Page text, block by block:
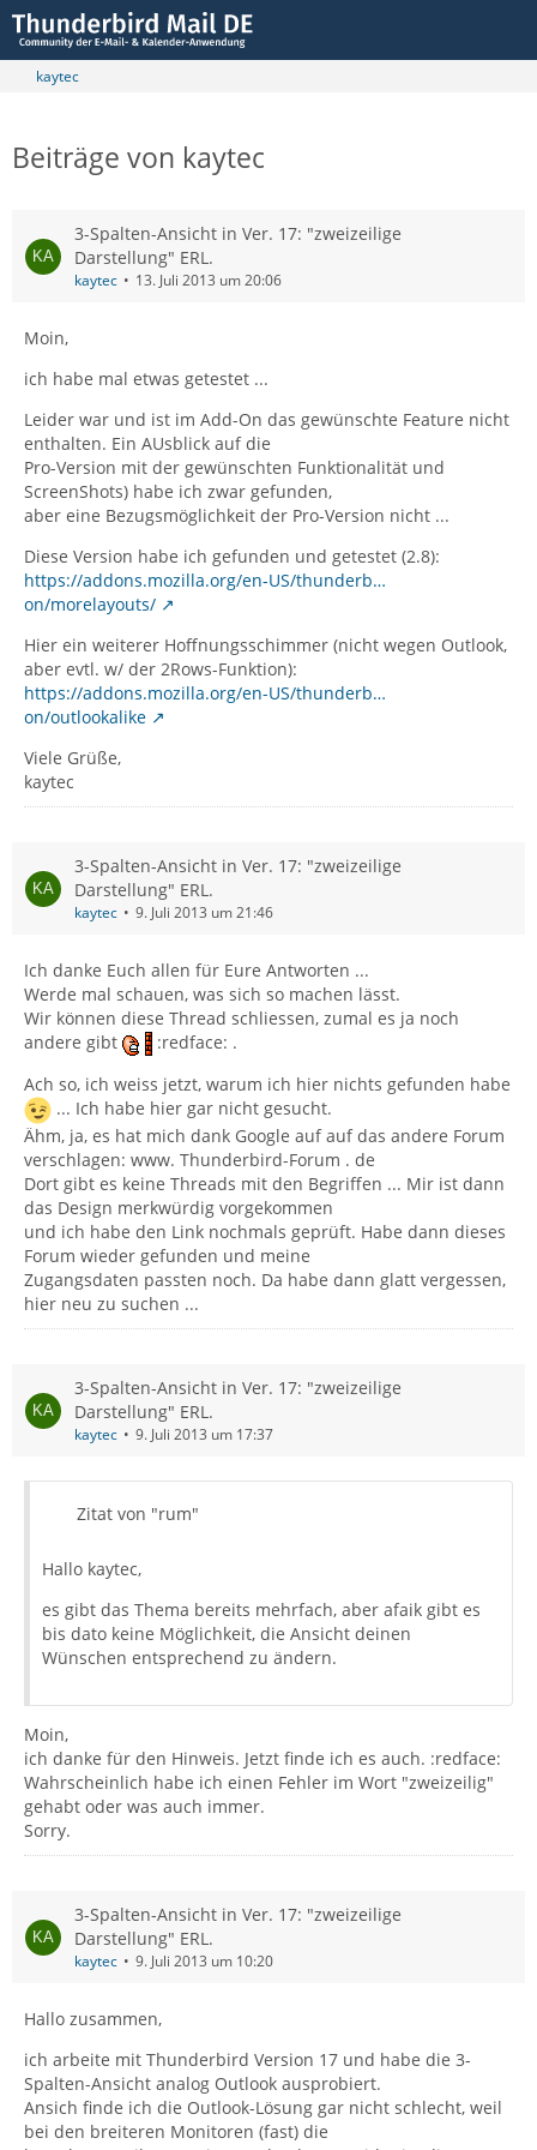
kaytec
Beiträge von kaytec
3-Spalten-Ansicht in Ver. 17: "zweizeilige
Darstellung" ERL.
kaytec 13. Juli 2013 um 20:06
Moin,
ich habe mal etwas getestet ...
Leider war und ist im Add-On das gewünschte Feature nicht
enthalten. Ein AUsblick auf die
Pro-Version mit der gewünschten Funktionalität und
ScreenShots) habe ich zwar gefunden,
aber eine Bezugsmöglichkeit der Pro-Version nicht ...
Diese Version habe ich gefunden und getestet (2.8):
https://addons.mozilla.org/en-US/thunderb…
on/morelayouts/
Hier ein weiterer Hoffnungsschimmer (nicht wegen Outlook,
aber evtl. w/ der 2Rows-Funktion):
https://addons.mozilla.org/en-US/thunderb…
on/outlookalike
Viele Grüße,
kaytec
3-Spalten-Ansicht in Ver. 17: "zweizeilige
Darstellung" ERL.
kaytec 9. Juli 2013 um 21:46
Ich danke Euch allen für Eure Antworten ...
Werde mal schauen, was sich so machen lässt.
Wir können diese Thread schliessen, zumal es ja noch
andere gibt
:redface: .
Ach so, ich weiss jetzt, warum ich hier nichts gefunden habe
... Ich habe hier gar nicht gesucht.
Ähm, ja, es hat mich dank Google auf auf das andere Forum
verschlagen: www. Thunderbird-Forum . de
Dort gibt es keine Threads mit den Begriffen ... Mir ist dann
das Design merkwürdig vorgekommen
und ich habe den Link nochmals geprüft. Habe dann dieses
Forum wieder gefunden und meine
Zugangsdaten passten noch. Da habe dann glatt vergessen,
hier neu zu suchen ...
3-Spalten-Ansicht in Ver. 17: "zweizeilige
Darstellung" ERL.
kaytec 9. Juli 2013 um 17:37
Zitat von "rum"
Hallo kaytec,
es gibt das Thema bereits mehrfach, aber afaik gibt es
bis dato keine Möglichkeit, die Ansicht deinen
Wünschen entsprechend zu ändern.
Moin,
ich danke für den Hinweis. Jetzt finde ich es auch. :redface:
Wahrscheinlich habe ich einen Fehler im Wort "zweizeilig"
gehabt oder was auch immer.
Sorry.
3-Spalten-Ansicht in Ver. 17: "zweizeilige
Darstellung" ERL.
kaytec 9. Juli 2013 um 10:20
Hallo zusammen,
ich arbeite mit Thunderbird Version 17 und habe die 3-
Spalten-Ansicht analog Outlook ausprobiert.
Ansich finde ich die Outlook-Lösung gar nicht schlecht, weil
bei den breiteren Monitoren (fast) die